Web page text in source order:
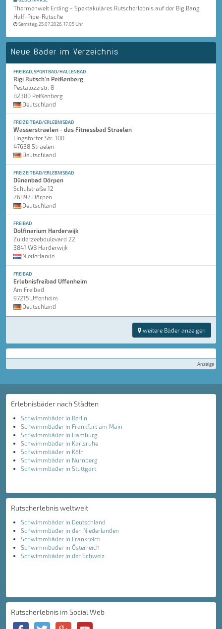
Thermenwelt Erding - Spektakuläres Rutscherlebnis auf der Big Bang
Half-Pipe-Rutsche
Samstag, 25.07.2026, 17:05 Uhr
Neue Bäder im Verzeichnis
FREIBAD, SPORTBAD/HALLENBAD
Rigi Rutsch'n Peißenberg
Pestalozzistr. 8
82380 Peißenberg
Deutschland
FREIZEITBAD/ERLEBNISBAD
Wasserstraelen - das Fitnessbad Straelen
Lingsforter Str. 100
47638 Straelen
Deutschland
FREIZEITBAD/ERLEBNISBAD
Dünenbad Dörpen
Schulstraße 12
26892 Dörpen
Deutschland
FREIBAD
Dolfinarium Harderwijk
Zuiderzeeboulevard 22
3841 WB Harderwijk
Niederlande
FREIBAD
Erlebnisfreibad Uffenheim
Am Freibad
97215 Uffenheim
Deutschland
weitere Bäder anzeigen
Anzeige
Erlebnisbäder nach Städten
Schwimmbäder in Berlin
Schwimmbäder in Frankfurt am Main
Schwimmbäder in Hamburg
Schwimmbäder in Karlsruhe
Schwimmbäder in Köln
Schwimmbäder in Nürnberg
Schwimmbäder in Stuttgart
Rutscherlebnis weltweit
Schwimmbäder in Deutschland
Schwimmbäder in den Niederlanden
Schwimmbäder in Frankreich
Schwimmbäder in Österreich
Schwimmbäder in der Schweiz
Rutscherlebnis im Social Web